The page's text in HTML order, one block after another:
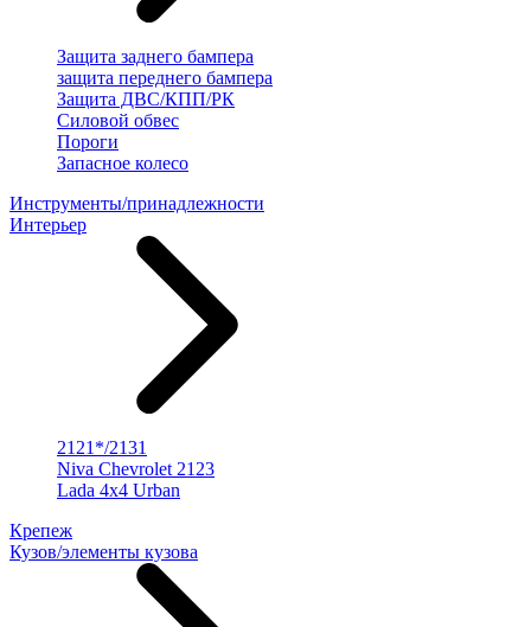
Защита заднего бампера
защита переднего бампера
Защита ДВС/КПП/РК
Силовой обвес
Пороги
Запасное колесо
Инструменты/принадлежности
Интерьер
2121*/2131
Niva Chevrolet 2123
Lada 4x4 Urban
Крепеж
Кузов/элементы кузова